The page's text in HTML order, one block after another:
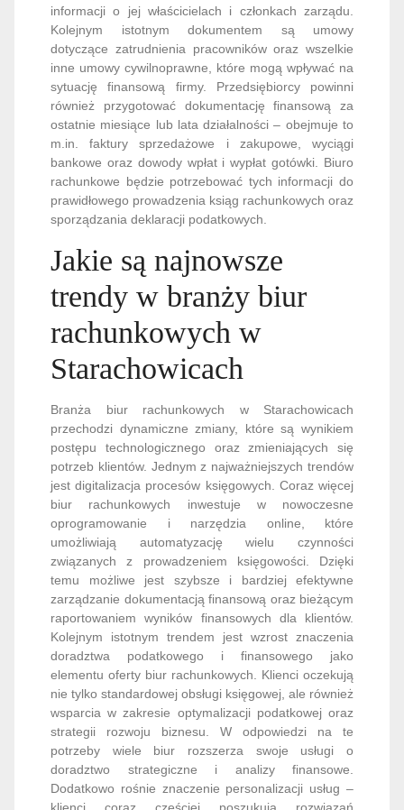
informacji o jej właścicielach i członkach zarządu.
Kolejnym istotnym dokumentem są umowy
dotyczące zatrudnienia pracowników oraz wszelkie
inne umowy cywilnoprawne, które mogą wpływać na
sytuację finansową firmy. Przedsiębiorcy powinni
również przygotować dokumentację finansową za
ostatnie miesiące lub lata działalności – obejmuje to
m.in. faktury sprzedażowe i zakupowe, wyciągi
bankowe oraz dowody wpłat i wypłat gotówki. Biuro
rachunkowe będzie potrzebować tych informacji do
prawidłowego prowadzenia ksiąg rachunkowych oraz
sporządzania deklaracji podatkowych.
Jakie są najnowsze
trendy w branży biur
rachunkowych w
Starachowicach
Branża biur rachunkowych w Starachowicach
przechodzi dynamiczne zmiany, które są wynikiem
postępu technologicznego oraz zmieniających się
potrzeb klientów. Jednym z najważniejszych trendów
jest digitalizacja procesów księgowych. Coraz więcej
biur rachunkowych inwestuje w nowoczesne
oprogramowanie i narzędzia online, które
umożliwiają automatyzację wielu czynności
związanych z prowadzeniem księgowości. Dzięki
temu możliwe jest szybsze i bardziej efektywne
zarządzanie dokumentacją finansową oraz bieżącym
raportowaniem wyników finansowych dla klientów.
Kolejnym istotnym trendem jest wzrost znaczenia
doradztwa podatkowego i finansowego jako
elementu oferty biur rachunkowych. Klienci oczekują
nie tylko standardowej obsługi księgowej, ale również
wsparcia w zakresie optymalizacji podatkowej oraz
strategii rozwoju biznesu. W odpowiedzi na te
potrzeby wiele biur rozszerza swoje usługi o
doradztwo strategiczne i analizy finansowe.
Dodatkowo rośnie znaczenie personalizacji usług –
klienci coraz częściej poszukują rozwiązań